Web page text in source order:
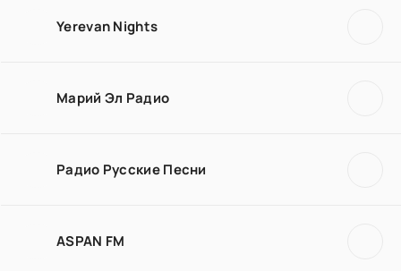
Yerevan Nights
Марий Эл Радио
Радио Русские Песни
ASPAN FM